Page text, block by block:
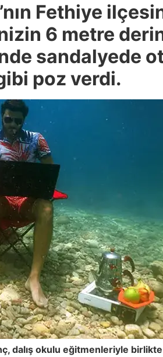
Fethiye
6 metre
sandalyede
poz verdi.
dalış okulu eğitmenleriyle